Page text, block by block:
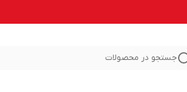
جستجو در محصولات